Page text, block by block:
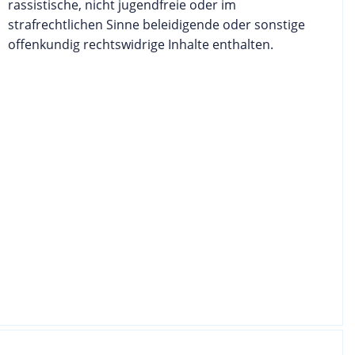
rassistische, nicht jugendfreie oder im
strafrechtlichen Sinne beleidigende oder sonstige
offenkundig rechtswidrige Inhalte enthalten.